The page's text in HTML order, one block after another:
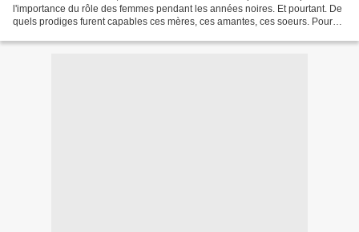
l'importance du rôle des femmes pendant les années noires. Et pourtant. De
quels prodiges furent capables ces mères, ces amantes, ces soeurs. Pour